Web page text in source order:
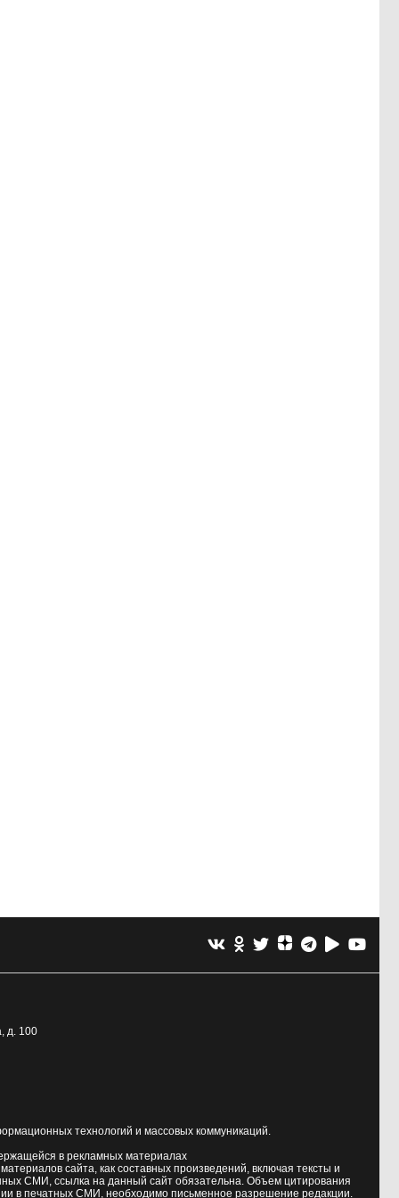
д. 100
технологий и массовых коммуникаций.
в рекламных материалах
сайта, как составных произведений, включая тексты и
СМИ, ссылка на данный сайт обязательна. Объем цитирования
в печатных СМИ, необходимо письменное разрешение редакции.